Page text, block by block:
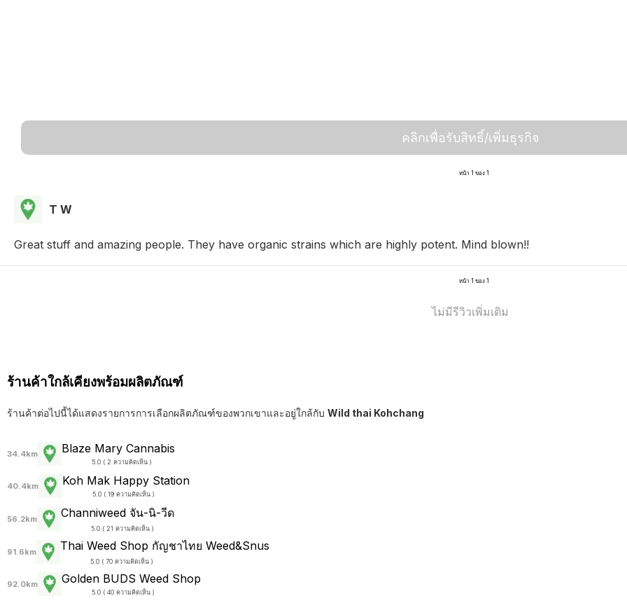
คลิกเพื่อรับสิทธิ์/เพิ่มธุรกิจ
หน้า 1 ของ 1
T W
Great stuff and amazing people. They have organic strains which are highly potent. Mind blown!!
หน้า 1 ของ 1
ไม่มีรีวิวเพิ่มเติม
ร้านค้าใกล้เคียงพร้อมผลิตภัณฑ์
ร้านค้าต่อไปนี้ได้แสดงรายการการเลือกผลิตภัณฑ์ของพวกเขาและอยู่ใกล้กับ Wild thai Kohchang
34.4km Blaze Mary Cannabis
5.0 ( 2 ความคิดเห็น )
40.4km Koh Mak Happy Station
5.0 ( 19 ความคิดเห็น )
56.2km Channiweed จัน-นิ-วีด
5.0 ( 21 ความคิดเห็น )
91.6km Thai Weed Shop กัญชาไทย Weed&Snus
5.0 ( 70 ความคิดเห็น )
92.0km Golden BUDS Weed Shop
5.0 ( 40 ความคิดเห็น )